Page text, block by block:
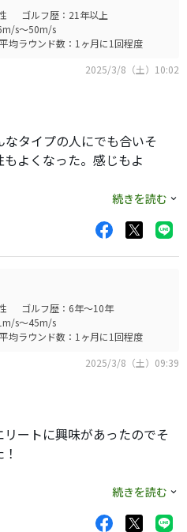
ゴルフ歴：21年以上
s～50m/s
平均ラウンド数：1ヶ月に1回程度
2025/3/8（土）10:02
タイプの人にでも合いそ
よくなった。感じもよ
ドスピードに合わせられる。
がいない。
続きを読む
ゴルフ歴：6年～10年
s～45m/s
平均ラウンド数：1ヶ月に1回程度
2025/3/8（土）09:39
ートに興味があったのでそ
る通り、スペックよりはしっ
続きを読む